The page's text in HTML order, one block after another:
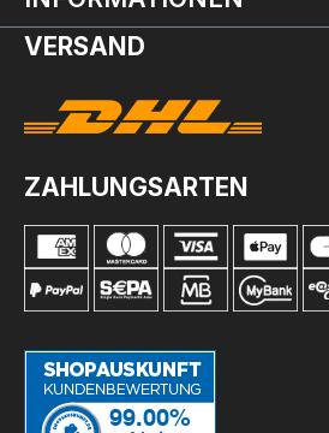
VERSAND
ZAHLUNGSARTEN